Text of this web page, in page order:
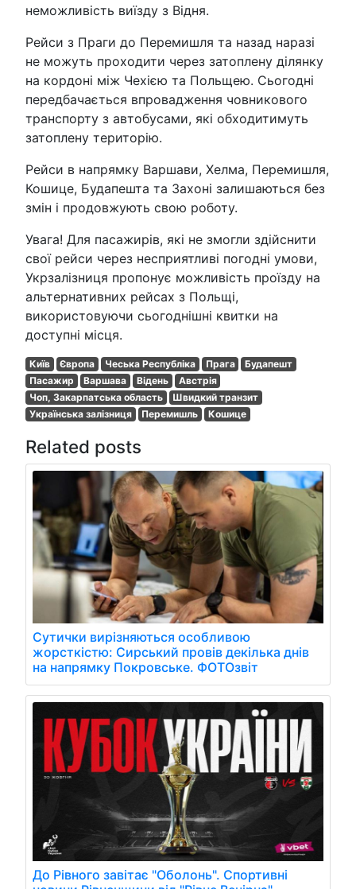
неможливість виїзду з Відня.
Рейси з Праги до Перемишля та назад наразі
не можуть проходити через затоплену ділянку
на кордоні між Чехією та Польщею. Сьогодні
передбачається впровадження човникового
транспорту з автобусами, які обходитимуть
затоплену територію.
Рейси в напрямку Варшави, Хелма, Перемишля,
Кошице, Будапешта та Захоні залишаються без
змін і продовжують свою роботу.
Увага! Для пасажирів, які не змогли здійснити
свої рейси через несприятливі погодні умови,
Укрзалізниця пропонує можливість проїзду на
альтернативних рейсах з Польщі,
використовуючи сьогоднішні квитки на
доступні місця.
Київ Європа Чеська Республіка Прага
Будапешт
Пасажир
Варшава Відень
Австрія
Чоп, Закарпатська область
Швидкий транзит
Українська залізниця
Перемишль Кошице
Related posts
Сутички вирізняються особливою
жорсткістю: Сирський провів декілька днів
на напрямку Покровське. ФОТОзвіт
До Рівного завітає "Оболонь". Спортивні